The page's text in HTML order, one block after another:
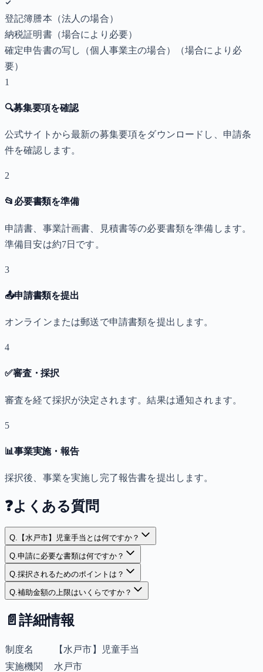
登記簿謄本（法人の場合）
納税証明書（場合により必要）
確定申告書の写し（個人事業主の場合）
（場合により必
要）
1
🔍募集要項を確認
公式サイトから最新の募集要項をダウンロードし、申請条
件を確認します。
2
📂 必要書類を準備
申請書、事業計画書、見積書等の必要書類を準備します。
準備目安は約7日です。
3
📤申請書類を提出
オンラインまたは郵送で申請書類を提出します。
4
✅審査・採択
審査を経て採択が決定されます。結果は通知されます。
5
📊事業実施・報告
採択後、事業を実施し完了報告書を提出します。
❓よくある質問
Q. 【水戸市】児童手当とは何ですか？
Q.申請に必要な書類は何ですか？
Q.採択されるためのポイントは？
Q.補助金額の上限はいくらですか？
📄 詳細情報
制度名
【水戸市】児童手当
実施機関
水戸市